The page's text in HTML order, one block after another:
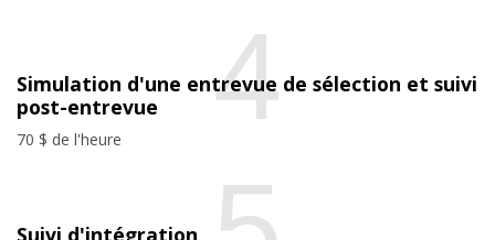
4
Simulation d'une entrevue de sélection et suivi
post-entrevue
70 $ de l'heure
Suivi d'intégration